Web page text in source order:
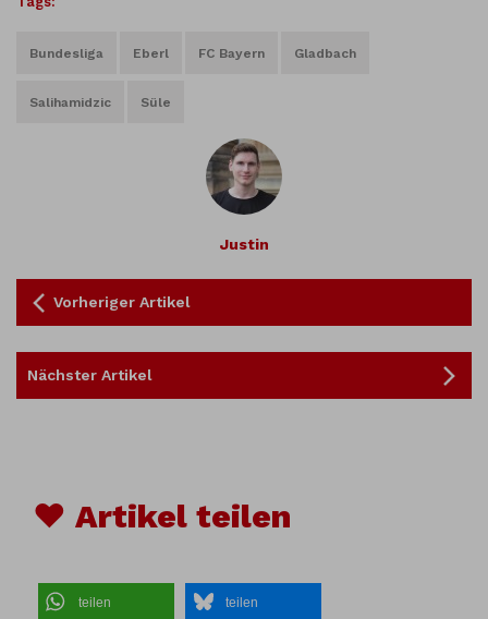
Bundesliga Eberl FC Bayern Gladbach
Salihamidzic Süle
Justin
Vorheriger Artikel
Nächster Artikel
♥ Artikel teilen
teilen teilen